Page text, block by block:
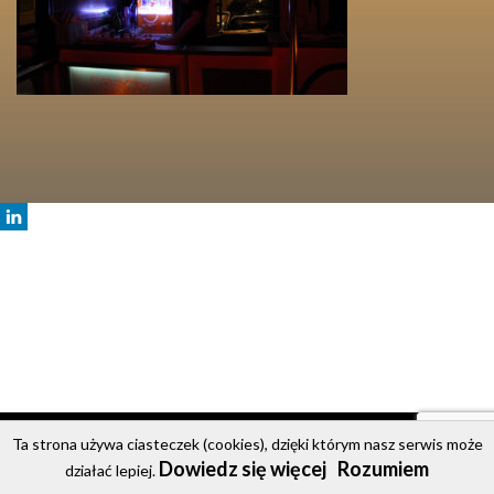
© 2020 Party Bus
Strona główna
Oferta Cennik Galeria Kontakt
Ta strona używa ciasteczek (cookies), dzięki którym nasz serwis może
działać lepiej. Dowiedz się więcej Rozumiem